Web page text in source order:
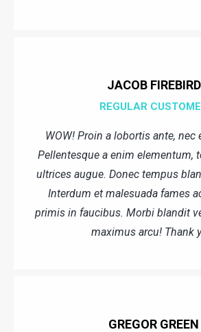
JACOB FIREBIRD
REGULAR
WOW! Proin a lobortis ante, nec
Pellentesque a enim elementum,
ultrices augue. Donec tempus
Interdum et malesuada fames
primis in faucibus. Morbi blandit
maximus arcu! Thank
GREGOR GREEN